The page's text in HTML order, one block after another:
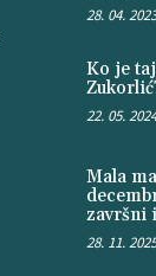
28. 04.
Ko je
22. 05.
Mala
završni
28. 11.